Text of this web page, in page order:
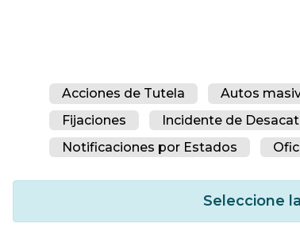
Acciones de Tutela Autos
Fijaciones
Incidente de
Notificaciones por Estados
Seleccione